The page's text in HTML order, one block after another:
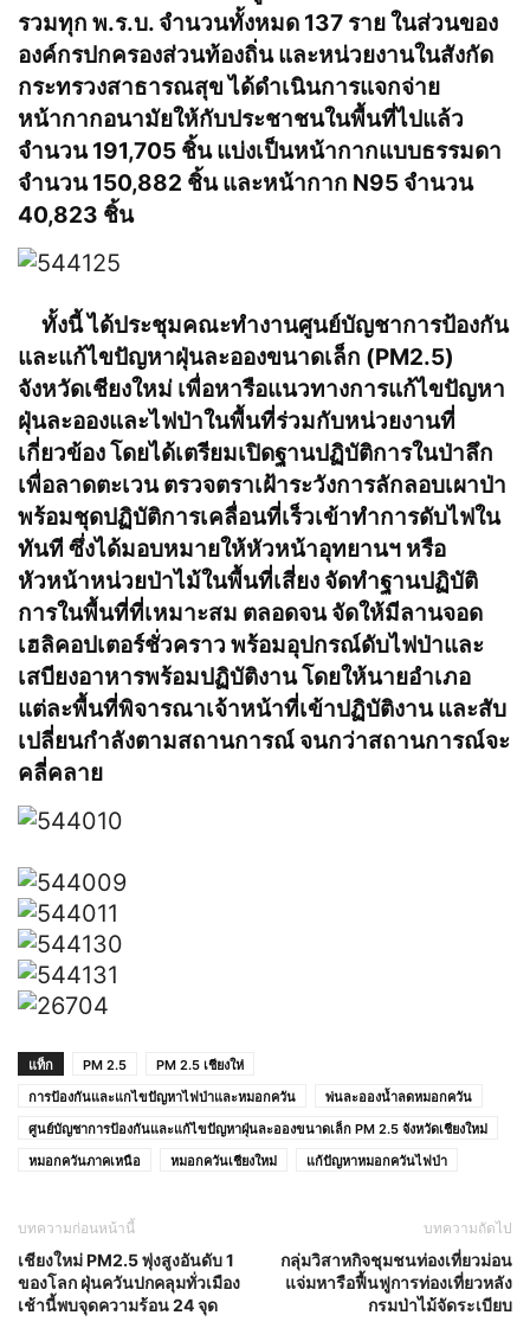
รวมทุก พ.ร.บ. จำนวนทั้งหมด 137 ราย ในส่วนของ
องค์กรปกครองส่วนท้องถิ่น และหน่วยงานในสังกัด
กระทรวงสาธารณสุข ได้ดำเนินการแจกจ่าย
หน้ากากอนามัยให้กับประชาชนในพื้นที่ไปแล้ว
จำนวน 191,705 ชิ้น แบ่งเป็นหน้ากากแบบธรรมดา
จำนวน 150,882 ชิ้น และหน้ากาก N95 จำนวน
40,823 ชิ้น
ทั้งนี้ ได้ประชุมคณะทำงานศูนย์บัญชาการป้องกัน
และแก้ไขปัญหาฝุ่นละอองขนาดเล็ก (PM2.5)
จังหวัดเชียงใหม่ เพื่อหารือแนวทางการแก้ไขปัญหา
ฝุ่นละอองและไฟป่าในพื้นที่ร่วมกับหน่วยงานที่
เกี่ยวข้อง โดยได้เตรียมเปิดฐานปฏิบัติการในป่าลึก
เพื่อลาดตะเวน ตรวจตราเฝ้าระวังการลักลอบเผาป่า
พร้อมชุดปฏิบัติการเคลื่อนที่เร็วเข้าทำการดับไฟใน
ทันที ซึ่งได้มอบหมายให้หัวหน้าอุทยานฯ หรือ
หัวหน้าหน่วยป่าไม้ในพื้นที่เสี่ยง จัดทำฐานปฏิบัติ
การในพื้นที่ที่เหมาะสม ตลอดจน จัดให้มีลานจอด
เฮลิคอปเตอร์ชั่วคราว พร้อมอุปกรณ์ดับไฟป่าและ
เสบียงอาหารพร้อมปฏิบัติงาน โดยให้นายอำเภอ
แต่ละพื้นที่พิจารณาเจ้าหน้าที่เข้าปฏิบัติงาน และสับ
เปลี่ยนกำลังตามสถานการณ์ จนกว่าสถานการณ์จะ
คลี่คลาย
แท็ก PM 2.5
PM 2.5 เชียงให่
การป้องกันและแกไขปัญหาไฟป่าและหมอกควัน
พ่นละอองน้ำลดหมอกควัน
ศูนย์บัญชาการป้องกันและแก้ไขปัญหาฝุ่นละอองขนาดเล็ก PM 2.5 จังหวัดเชียงใหม่
หมอกควันภาคเหนือ
หมอกควันเชียงใหม่ แก้ปัญหาหมอกควันไฟป่า
บทความก่อนหน้านี้
เชียงใหม่ PM2.5 พุ่งสูงอันดับ 1
ของโลก ฝุ่นควันปกคลุมทั่วเมือง
เช้านี้พบจุดความร้อน 24 จุด
บทความถัดไป
กลุ่มวิสาหกิจชุมชนท่องเที่ยวม่อน
แจ่มหารือฟื้นฟูการท่องเที่ยวหลัง
กรมป่าไม้จัดระเบียบ